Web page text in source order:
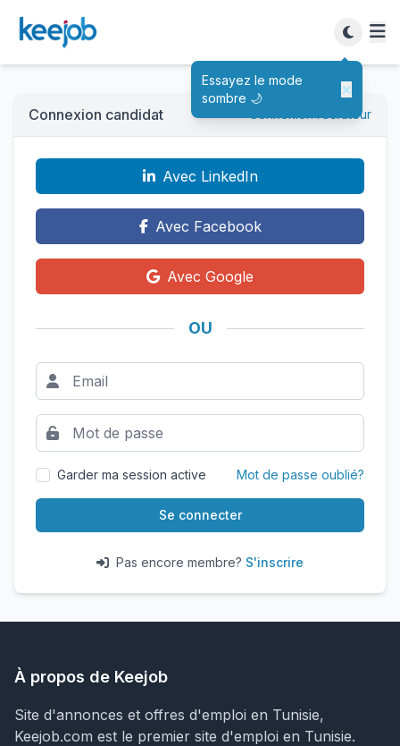
Essayez le mode
sombre 🌙
×
Connexion candidat Connexion recruteur
Avec LinkedIn
Avec Facebook
Avec Google
OU
Garder ma session active Mot de passe oublié?
Se connecter
Pas encore membre? S'inscrire
À propos de Keejob
Site d'annonces et offres d'emploi en Tunisie,
Keejob.com est le premier site d'emploi en Tunisie.